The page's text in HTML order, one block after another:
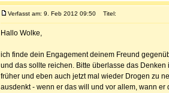
Verfasst am: 9. Feb 2012 09:50 Titel:
Hallo Wolke,
ich finde dein Engagement deinem Freund
und das sollte reichen. Bitte überlasse das
früher und eben auch jetzt mal wieder Drogen zu
ausdenkt - wenn er das will und vor allem, wann